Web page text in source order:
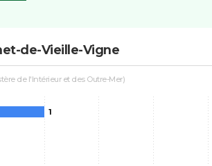
de-Vieille-Vigne
de l'Intérieur et des Outre-Mer)
1